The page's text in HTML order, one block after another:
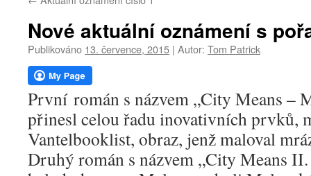
webu
Nové aktuální oznámení s
Publikováno 13. července, 2015 | Autor: Tom Patrick
První román s názvem „City Means –
přinesl celou řadu inovativních prvků,
Vantelbooklist, obraz, jenž maloval
Druhý román s názvem „City Means